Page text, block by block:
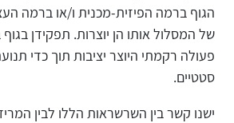
הגוף ברמה הפיזית-מכנית ו/או ברמה
של המסלול אותו הן יוצרות. תפקידן בגוף
פעולה רקמתי היוצר יציבות תוך כדי
סטטיים.
ישנו קשר בין השרשראות הללו לבין